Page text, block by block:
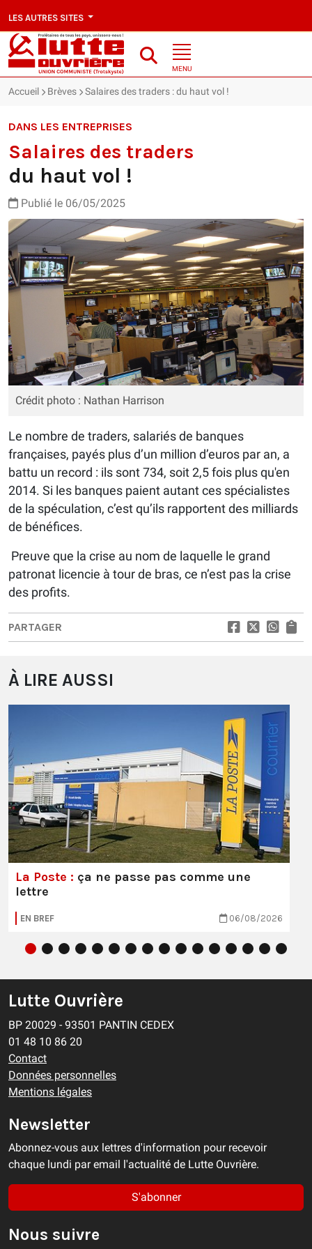
LES AUTRES SITES
MENU
Accueil Brèves Salaires des traders : du haut vol !
DANS LES ENTREPRISES
Salaires des traders
du haut vol !
Publié le 06/05/2025
Crédit photo : Nathan Harrison
Le nombre de traders, salariés de banques
françaises, payés plus d’un million d’euros par an, a
battu un record : ils sont 734, soit 2,5 fois plus qu'en
2014. Si les banques paient autant ces spécialistes
de la spéculation, c’est qu’ils rapportent des milliards
de bénéfices.
Preuve que la crise au nom de laquelle le grand
patronat licencie à tour de bras, ce n’est pas la crise
des profits.
PARTAGER
À LIRE AUSSI
La Poste : ça ne passe pas comme une
lettre
EN BREF 06/08/2026
Lutte Ouvrière
BP 20029 - 93501 PANTIN CEDEX
01 48 10 86 20
Contact
Données personnelles
Mentions légales
Newsletter
Abonnez-vous aux lettres d'information pour recevoir
chaque lundi par email l'actualité de Lutte Ouvrière.
S'abonner
Nous suivre